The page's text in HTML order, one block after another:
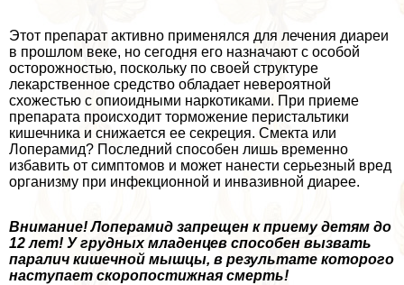
Этот препарат активно применялся для лечения диареи
в прошлом веке, но сегодня его назначают с особой
осторожностью, поскольку по своей структуре
лекарственное средство обладает невероятной
схожестью с опиоидными наркотиками. При приеме
препарата происходит торможение перистальтики
кишечника и снижается ее секреция. Смекта или
Лоперамид? Последний способен лишь временно
избавить от симптомов и может нанести серьезный вред
организму при инфекционной и инвазивной диарее.
Внимание! Лоперамид запрещен к приему детям до
12 лет! У грудных младенцев способен вызвать
паралич кишечной мышцы, в результате которого
наступает скоропостижная cмepть!